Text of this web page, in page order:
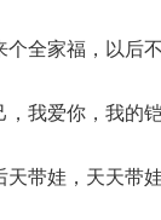
全家福，以后
我爱你，我的
带娃，天天带